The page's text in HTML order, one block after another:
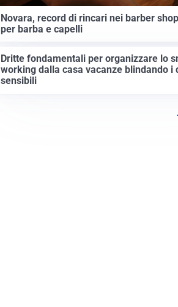
Novara, record di rincari nei barber
per barba e capelli
Dritte fondamentali per organizzare lo
working dalla casa vacanze blindando i
sensibili